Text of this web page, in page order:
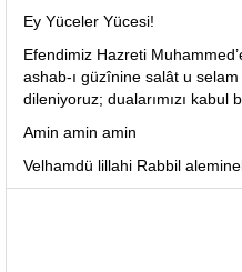
Ey Yüceler Yücesi!
Efendimiz Hazreti
ashab-ı güzînine salât u
dileniyoruz; dualarımızı kabul
Amin amin amin
Velhamdü lillahi Rabbil